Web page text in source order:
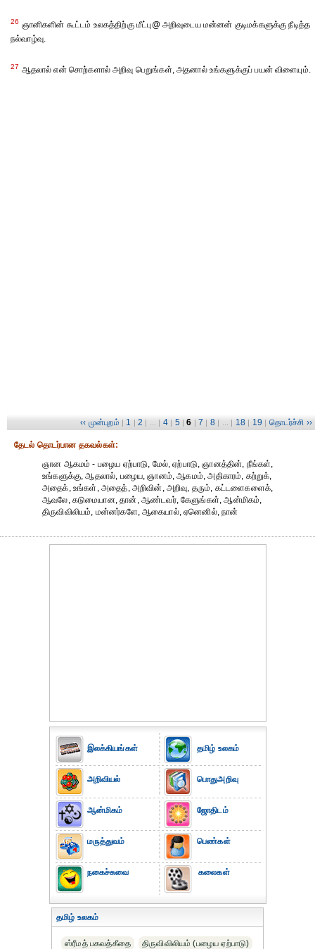
26 ஞானிகளின் கூட்டம் உலகத்திற்கு மீட்பு@ அறிவுடைய மன்னன் குடிமக்களுக்கு நீடித்த
நல்வாழ்வு.
27 ஆதலால் என் சொற்களால் அறிவு பெறுங்கள், அதனால் உங்களுக்குப் பயன் விளையும்.
‹‹ முன்புறம் | 1 | 2 | ... | 4 | 5 | 6 | 7 | 8 | ... | 18 | 19 | தொடர்ச்சி ››
தேட‌ல் தொட‌ர்பான தகவ‌ல்க‌ள்:
ஞான ஆகமம் - பழைய ஏற்பாடு, மேல், ஏற்பாடு, ஞானத்தின், நீங்கள்,
உங்களுக்கு, ஆதலால், பழைய, ஞானம், ஆகமம், அதிகாரம், கற்றுக்,
அதைக், உங்கள், அதைத், அறிவின், அறிவு, தரும், கட்டளைகளைக்,
ஆவலே, கடுமையான, தான், ஆண்டவர், கேளுங்கள், ஆன்மிகம்,
திருவிவிலியம், மன்னர்களே, ஆகையால், ஏனெனில், நான்
இலக்கியங்கள்
அறிவியல்
ஆன்மிகம்
மருத்துவம்
நகைச்சுவை
தமிழ் உலகம்
பொதுஅறிவு
ஜோதிடம்
பெண்கள்
கலைகள்
தமிழ் உலகம்
ஸ்ரீமத் பகவத்கீதை திருவிவிலியம் (பழைய ஏற்பாடு)